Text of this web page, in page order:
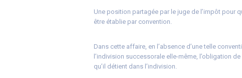
Une position partagée par le juge de l’impôt pour
être établie par convention.
Dans cette affaire, en l’absence d’une telle
l’indivision successorale elle-même, l’obligation
qu’il détient dans l’indivision.